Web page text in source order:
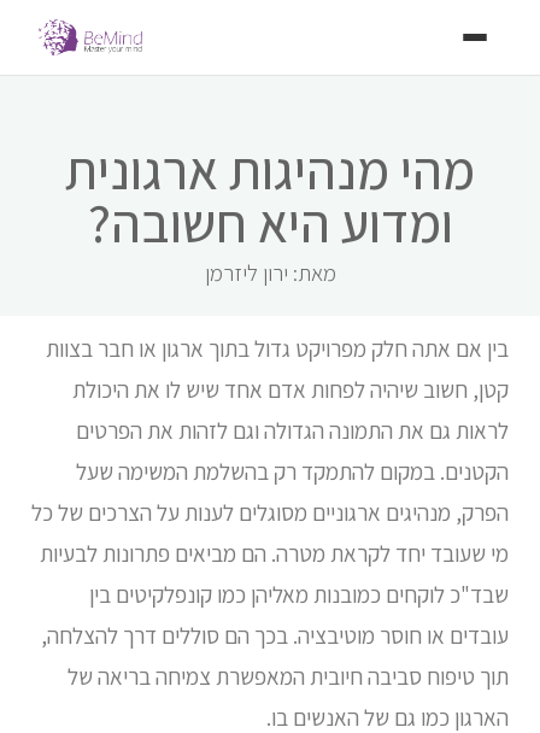
מהי מנהיגות ארגונית
ומדוע היא חשובה?
מאת: ירון ליזרמן
בין אם אתה חלק מפרויקט גדול בתוך ארגון או חבר בצוות
קטן, חשוב שיהיה לפחות אדם אחד שיש לו את היכולת
לראות גם את התמונה הגדולה וגם לזהות את הפרטים
הקטנים. במקום להתמקד רק בהשלמת המשימה שעל
הפרק, מנהיגים ארגוניים מסוגלים לענות על הצרכים של כל
מי שעובד יחד לקראת מטרה. הם מביאים פתרונות לבעיות
שבד"כ לוקחים כמובנות מאליהן כמו קונפלקיטים בין
עובדים או חוסר מוטיבציה. בכך הם סוללים דרך להצלחה,
תוך טיפוח סביבה חיובית המאפשרת צמיחה בריאה של
הארגון כמו גם של האנשים בו.